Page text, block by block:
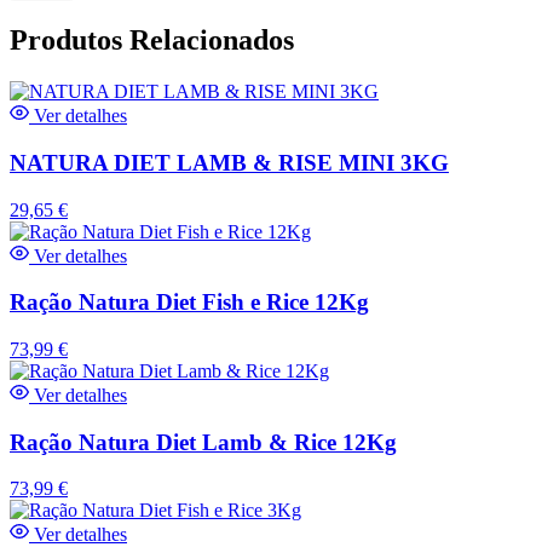
Produtos Relacionados
Ver detalhes
NATURA DIET LAMB & RISE MINI 3KG
29,65 €
Ver detalhes
Ração Natura Diet Fish e Rice 12Kg
73,99 €
Ver detalhes
Ração Natura Diet Lamb & Rice 12Kg
73,99 €
Ver detalhes